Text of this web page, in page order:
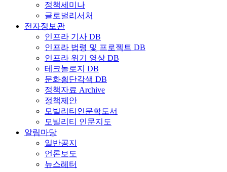
정책세미나
글로벌리서처
전자정보관
인프라 기사 DB
인프라 법령 및 프로젝트 DB
인프라 위기 영상 DB
테크놀로지 DB
문화횡단각색 DB
정책자료 Archive
정책제안
모빌리티인문학도서
모빌리티 인문지도
알림마당
일반공지
언론보도
뉴스레터